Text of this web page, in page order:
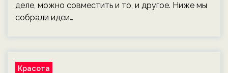
деле, можно совместить и то, и другое. Ниже мы
собрали идеи…
Красота